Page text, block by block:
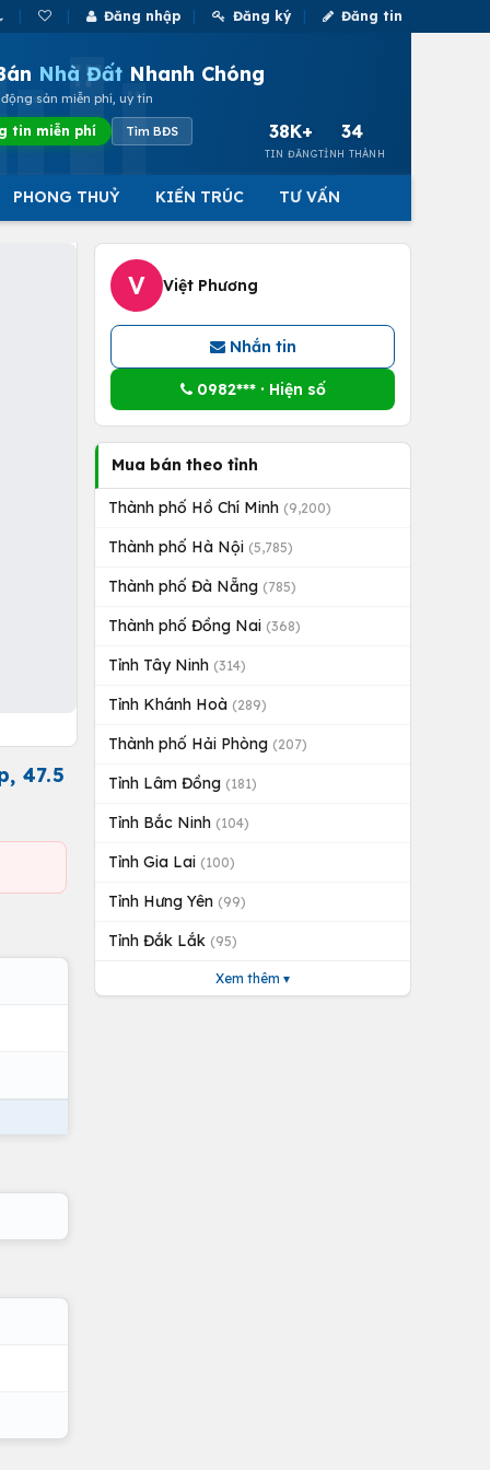
Đăng nhập Đăng ký Đăng tin
Nhà Đất Nhanh Chóng
sản miễn phí, uy tín
tin miễn phí Tìm BĐS 38K+
TIN ĐĂNG
34
TỈNH THÀNH
PHONG THUỶ KIẾN TRÚC TƯ VẤN
47.5
V Việt Phương
Nhắn tin
0982*** · Hiện số
Mua bán theo tỉnh
Thành phố Hồ Chí Minh (9,200)
Thành phố Hà Nội (5,785)
Thành phố Đà Nẵng (785)
Thành phố Đồng Nai (368)
Tỉnh Tây Ninh (314)
Tỉnh Khánh Hoà (289)
Thành phố Hải Phòng (207)
Tỉnh Lâm Đồng (181)
Tỉnh Bắc Ninh (104)
Tỉnh Gia Lai (100)
Tỉnh Hưng Yên (99)
Tỉnh Đắk Lắk (95)
Xem thêm ▾